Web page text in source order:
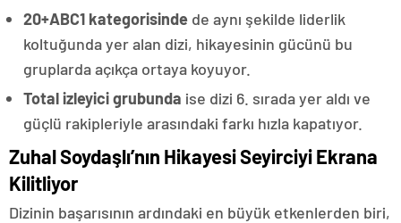
20+ABC1 kategorisinde de aynı şekilde liderlik
koltuğunda yer alan dizi, hikayesinin gücünü bu
gruplarda açıkça ortaya koyuyor.
Total izleyici grubunda ise dizi 6. sırada yer aldı ve
güçlü rakipleriyle arasındaki farkı hızla kapatıyor.
Zuhal Soydaşlı’nın Hikayesi Seyirciyi Ekrana
Kilitliyor
Dizinin başarısının ardındaki en büyük etkenlerden biri,